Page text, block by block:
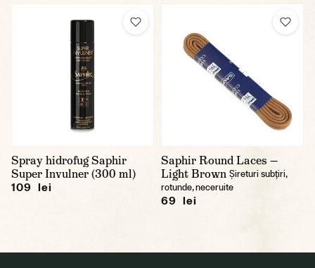
Spray hidrofug Saphir
Super Invulner (300 ml)
109 lei
Saphir Round Laces —
Light Brown Șireturi subțiri,
rotunde, neceruite
69 lei